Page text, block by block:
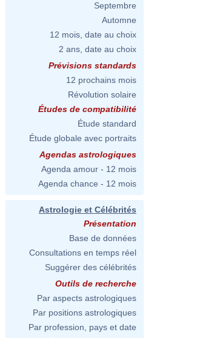
Septembre
Automne
12 mois, date au choix
2 ans, date au choix
Prévisions standards
12 prochains mois
Révolution solaire
Études de compatibilité
Étude standard
Étude globale avec portraits
Agendas astrologiques
Agenda amour - 12 mois
Agenda chance - 12 mois
Astrologie et Célébrités
Présentation
Base de données
Consultations en temps réel
Suggérer des célébrités
Outils de recherche
Par aspects astrologiques
Par positions astrologiques
Par profession, pays et date